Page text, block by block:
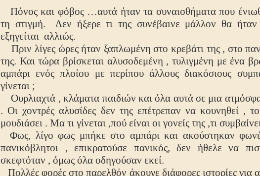
Πόνος και φόβος …αυτά ήταν τα συναισθήματα που
τη στιγμή.
Δεν ήξερε τι της συνέβαινε μάλλον θα
εξηγείται αλλιώς.
Πριν λίγες ώρες ήταν ξαπλωμένη στο κρεβάτι της , στο
της. Και τώρα βρίσκεται αλυσοδεμένη , τυλιγμένη με ένα
αμπάρι ενός πλοίου με περίπου άλλους διακόσιους
γίνεται ;
Ουρλιαχτά , κλάματα παιδιών και όλα αυτά σε μια
. Οι χοντρές αλυσίδες δεν της επέτρεπαν να κουνηθεί ,
μουδιάσει . Mα τι γίνεται ,πού είναι οι γονείς της ,τι
Φως, λίγο φως μπήκε στο αμπάρι και ακούστηκαν
πανικόβλητοι , επικρατούσε πανικός, δεν ήθελε να
σκεφτόταν , όμως όλα οδηγούσαν εκεί.
Πολλές φορές στο παρελθόν άκουγε διάφορες ιστορίες για